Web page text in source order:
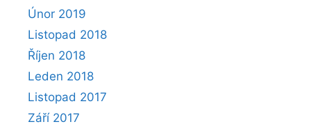
Únor 2019
Listopad 2018
Říjen 2018
Leden 2018
Listopad 2017
Září 2017